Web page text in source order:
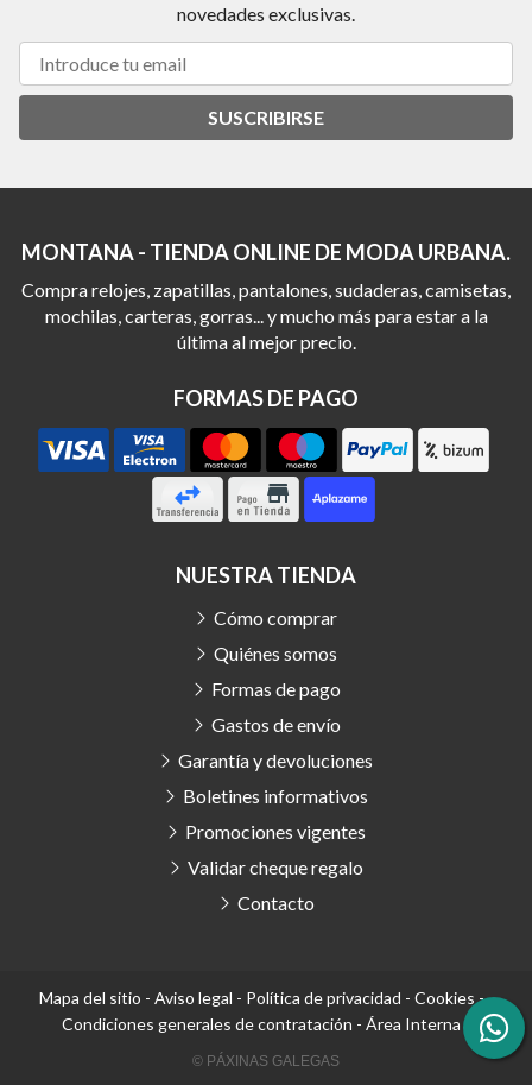
novedades exclusivas.
SUSCRIBIRSE
MONTANA - TIENDA ONLINE DE MODA URBANA.
Compra relojes, zapatillas, pantalones, sudaderas, camisetas,
mochilas, carteras, gorras... y mucho más para estar a la
última al mejor precio.
FORMAS DE PAGO
NUESTRA TIENDA
Cómo comprar
Quiénes somos
Formas de pago
Gastos de envío
Garantía y devoluciones
Boletines informativos
Promociones vigentes
Validar cheque regalo
Contacto
Mapa del sitio - Aviso legal - Política de privacidad - Cookies-
Condiciones generales de contratación - Área Interna
© PÁXINAS GALEGAS